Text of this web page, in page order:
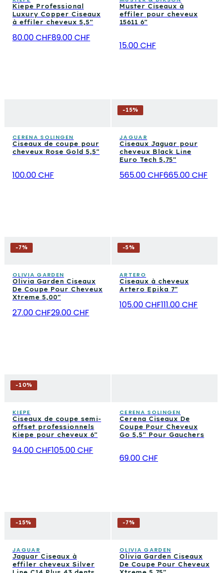
Kiepe Professional
Luxury Copper Ciseaux
à effiler cheveux 5,5"
80.00 CHF89.00 CHF
Muster Ciseaux à
effiler pour cheveux
15611 6"
15.00 CHF
CERENA SOLINGEN
Ciseaux de coupe pour
cheveux Rose Gold 5,5"
100.00 CHF
-15%
JAGUAR
Ciseaux Jaguar pour
cheveux Black Line
Euro Tech 5,75"
565.00 CHF665.00 CHF
-7%
OLIVIA GARDEN
Olivia Garden Ciseaux
De Coupe Pour Cheveux
Xtreme 5,00"
27.00 CHF29.00 CHF
-5%
ARTERO
Ciseaux à cheveux
Artero Epika 7"
105.00 CHF111.00 CHF
-10%
KIEPE
Ciseaux de coupe semi-
offset professionnels
Kiepe pour cheveux 6"
94.00 CHF105.00 CHF
CERENA SOLINGEN
Cerena Ciseaux De
Coupe Pour Cheveux
Go 5,5" Pour Gauchers
69.00 CHF
-15%
JAGUAR
Jaguar Ciseaux à
effiler cheveux Silver
-7%
OLIVIA GARDEN
Olivia Garden Ciseaux
De Coupe Pour Cheveux